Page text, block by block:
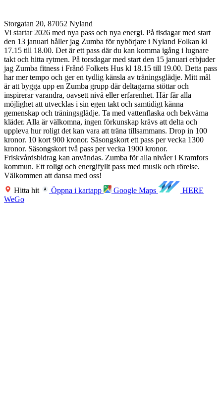
Storgatan 20, 87052 Nyland
Vi startar 2026 med nya pass och nya energi. På tisdagar med start
den 13 januari håller jag Zumba för nybörjare i Nyland Folkan kl
17.15 till 18.00. Det är ett pass där du kan komma igång i lugnare
takt och hitta rytmen. På torsdagar med start den 15 januari erbjuder
jag Zumba fitness i Frånö Folkets Hus kl 18.15 till 19.00. Detta pass
har mer tempo och ger en tydlig känsla av träningsglädje. Mitt mål
är att bygga upp en Zumba grupp där deltagarna stöttar och
inspirerar varandra, oavsett nivå eller erfarenhet. Här får alla
möjlighet att utvecklas i sin egen takt och samtidigt känna
gemenskap och träningsglädje. Ta med vattenflaska och bekväma
kläder. Alla är välkomna, ingen förkunskap krävs att delta och
uppleva hur roligt det kan vara att träna tillsammans. Drop in 100
kronor. 10 kort 900 kronor. Säsongskort ett pass per vecka 1300
kronor. Säsongskort två pass per vecka 1900 kronor.
Friskvårdsbidrag kan användas. Zumba för alla nivåer i Kramfors
kommun. Ett roligt och energifyllt pass med musik och rörelse.
Välkommen att dansa med oss!
Hitta hit
Öppna i kartapp Google Maps
HERE
WeGo